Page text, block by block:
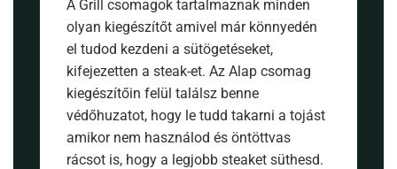
A Grill csomagok tartalmaznak minden
olyan kiegészítőt amivel már könnyedén
el tudod kezdeni a sütögetéseket,
kifejezetten a steak-et. Az Alap csomag
kiegészítőin felül találsz benne
védőhuzatot, hogy le tudd takarni a tojást
amikor nem használod és öntöttvas
rácsot is, hogy a legjobb steaket süthesd.